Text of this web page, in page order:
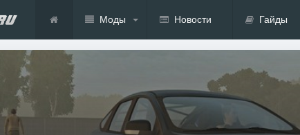
Моды Новости Гайды